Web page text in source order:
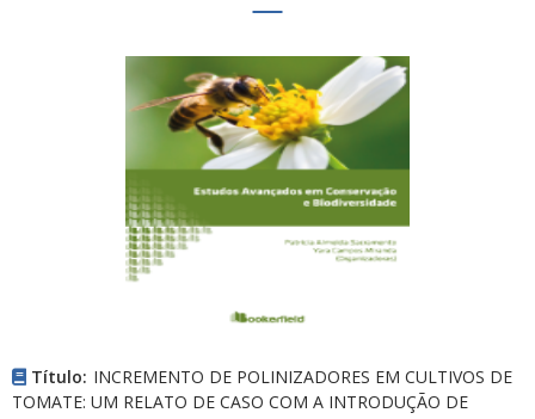
Título: INCREMENTO DE POLINIZADORES EM CULTIVOS DE
TOMATE: UM RELATO DE CASO COM A INTRODUÇÃO DE